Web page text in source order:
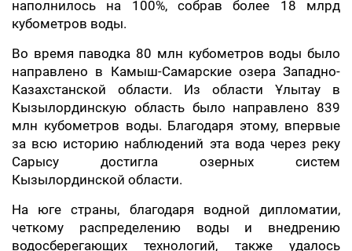
наполнилось на 100%, собрав более 18 млрд
кубометров воды.
Во время паводка 80 млн кубометров воды было
направлено в Камыш-Самарские озера Западно-
Казахстанской области. Из области Ұлытау в
Кызылординскую область было направлено 839
млн кубометров воды. Благодаря этому, впервые
за всю историю наблюдений эта вода через реку
Сарысу достигла озерных систем
Кызылординской области.
На юге страны, благодаря водной дипломатии,
четкому распределению воды и внедрению
водосберегающих технологий, также удалось